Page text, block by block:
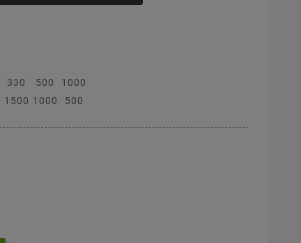
330 500
1000
1500 1000 500